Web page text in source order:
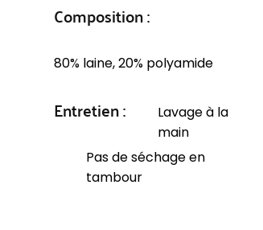
Composition :
80% laine, 20% polyamide
Entretien :
Lavage à la
main
Pas de séchage en
tambour